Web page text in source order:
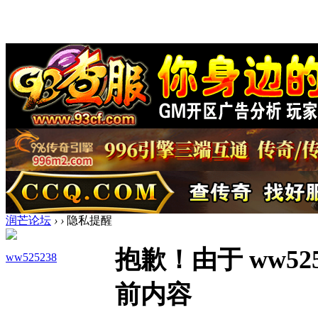
润芒论坛 › › 隐私提醒
ww525238
抱歉！由于
前内容